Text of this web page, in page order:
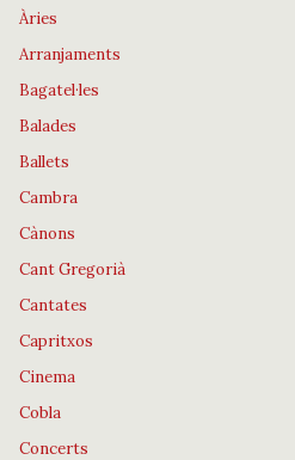
Àries
Arranjaments
Bagatel·les
Balades
Ballets
Cambra
Cànons
Cant Gregorià
Cantates
Capritxos
Cinema
Cobla
Concerts